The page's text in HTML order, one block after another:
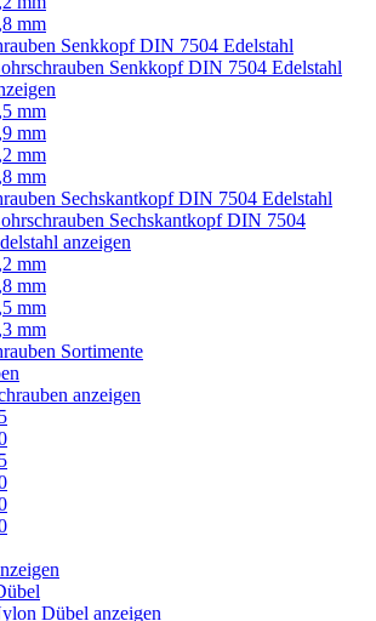
mm
Senkkopf DIN 7504 Edelstahl
Senkkopf DIN 7504 Edelstahl
mm
mm
mm
mm
Sechskantkopf DIN 7504 Edelstahl
Sechskantkopf DIN 7504
anzeigen
mm
mm
mm
mm
Sortimente
anzeigen
Dübel anzeigen